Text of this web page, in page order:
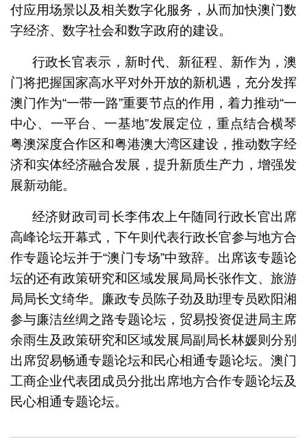
付应用场景以及相关数字化服务，从而加快澳门数
字经济、数字社会和数字政府的建设。
行政长官表示，新时代、新征程、新作为，澳
门将把握国家高水平对外开放的新机遇，充分发挥
澳门作为“一带一路”重要节点的作用，着力推动“一
中心、一平台、一基地”发展定位，重点结合横琴
粤澳深度合作区和粤港澳大湾区建设，推动数字经
济和实体经济融合发展，提升新质生产力，增强发
展新动能。
经济财政司司长李伟农上午随同行政长官出席
高峰论坛开幕式，下午则代表行政长官参与地方合
作专题论坛并于“澳门专场”中致辞。出席该专题论
坛的还有政策研究和区域发展局局长张作文、旅游
局局长文绮华。廉政专员陈子劲及助理专员欧阳湘
参与廉洁丝绸之路专题论坛，贸易投资促进局主席
余雨生及政策研究和区域发展局副局长林媛则分别
出席贸易畅通专题论坛和民心相通专题论坛。澳门
工商企业代表团成员分批出席地方合作专题论坛及
民心相通专题论坛。